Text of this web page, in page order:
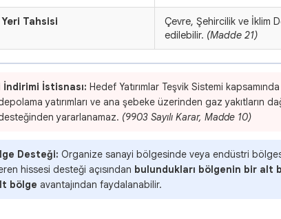
Yeri Tahsisi
Çevre, Şehircilik ve İklim
edilebilir. (Madde 21)
İndirimi İstisnası: Hedef Yatırımlar Teşvik Sistemi
yatırımları ve ana şebeke üzerinden gaz yakıtların
yararlanamaz. (9903 Sayılı Karar, Madde 10)
Desteği: Organize sanayi bölgesinde veya endüstri
hissesi desteği açısından bulundukları bölgenin bir alt
bölge avantajından faydalanabilir.